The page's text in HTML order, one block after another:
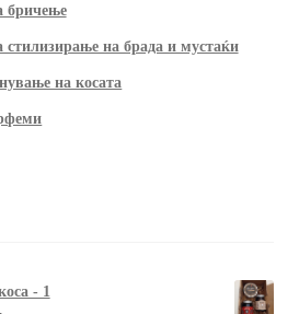
бричење
стилизирање на брада и мустаќи
на косата
- 1